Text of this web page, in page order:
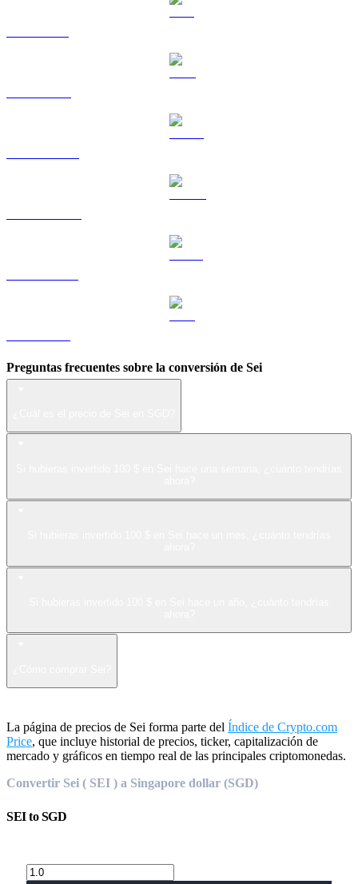
Preguntas frecuentes sobre la conversión de Sei
La página de precios de Sei forma parte del Índice de Crypto.com
Price, que incluye historial de precios, ticker, capitalización de
mercado y gráficos en tiempo real de las principales criptomonedas.
Convertir Sei ( SEI ) a Singapore dollar (SGD)
SEItoSGD